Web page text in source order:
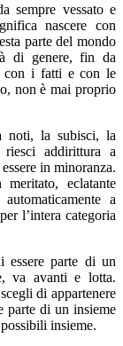
sempre vessato e
nascere con
parte del mondo
di genere, fin da
con i fatti e con le
non è mai proprio
noti, la subisci, la
addirittura a
in minoranza.
eclatante
a
l’intera categoria
parte di un
va avanti e lotta.
di appartenere
parte di un insieme
insieme.